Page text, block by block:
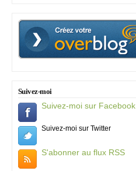
Suivez-moi
Suivez-moi sur Facebook
Suivez-moi sur Twitter
S'abonner au flux RSS